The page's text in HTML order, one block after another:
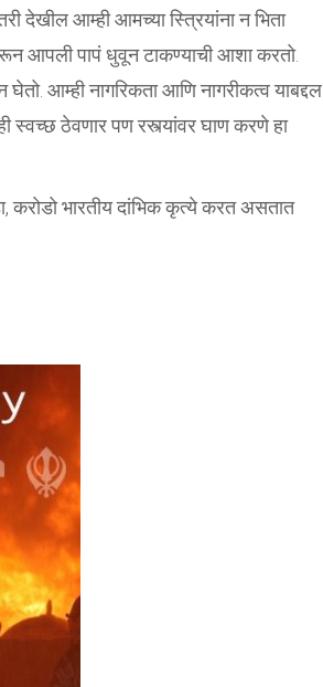
देखील आम्ही आमच्या स्त्रियांना न भिता
आपली पापं धुवून टाकण्याची आशा करतो.
आम्ही नागरिकता आणि नागरीकत्व याबद्दल
स्वच्छ ठेवणार पण रस्त्यांवर घाण करणे हा
करोडो भारतीय दांभिक कृत्ये करत असतात